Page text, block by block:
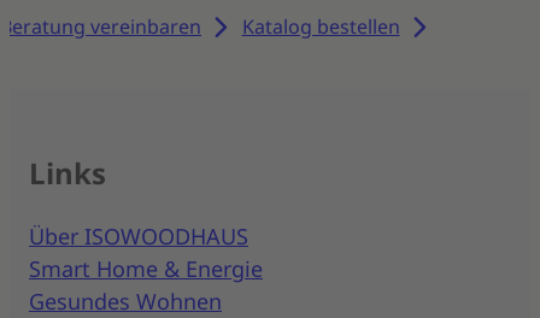
Beratung vereinbaren
Katalog bestellen
Links
Über ISOWOODHAUS
Smart Home & Energie
Gesundes Wohnen